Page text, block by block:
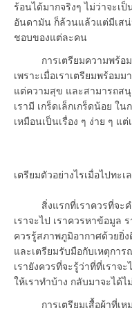
ร้อนได้มากจริงๆ ไม่ว่าจะเป็
อันดามัน ก็ล้วนแล้วแต่มีเส
ชอบของแต่ละคน
การเตรียมความพร้อมก่
เพราะเมื่อเราเตรียมพร้อม
แต่ความสุข และสามารถส
เรามี เกร็ดเล็กเกร็ดน้อย ใ
เหมือนเป็นเรื่อง ๆ ง่าย ๆ แ
เตรียมตัวอย่างไรเมื่อไปทะเล
สิ่งแรกที่เราควรที่จะคำ
เราจะไป เราควรหาข้อมูล
ควรรู้สภาพภูมิอากาศด้วยยิ่
และเตรียมรับมือกับเหตุกา
เรายังควรที่จะรู้ว่าที่ที่เราจ
ให้เราทำบ้าง กลับมาจะได้ไ
การเตรียมเสื้อผ้าที่เหม